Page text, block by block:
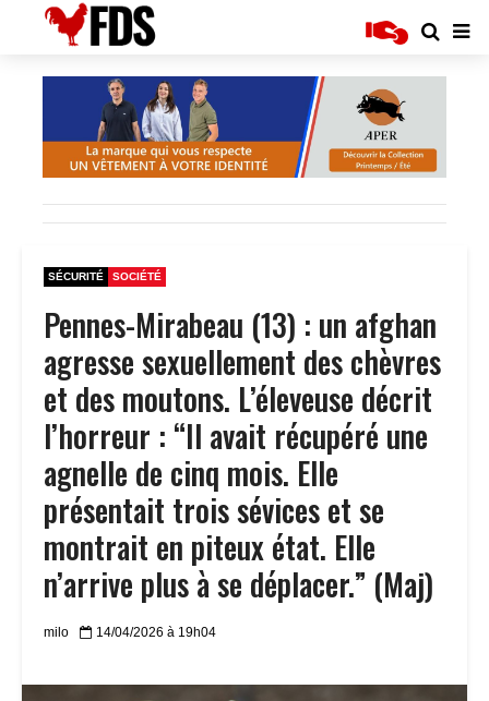
SÉCURITÉ SOCIÉTÉ
Pennes-Mirabeau (13) : un afghan
agresse sexuellement des chèvres
et des moutons. L’éleveuse décrit
l’horreur : “Il avait récupéré une
agnelle de cinq mois. Elle
présentait trois sévices et se
montrait en piteux état. Elle
n’arrive plus à se déplacer.” (Maj)
milo 14/04/2026 à 19h04